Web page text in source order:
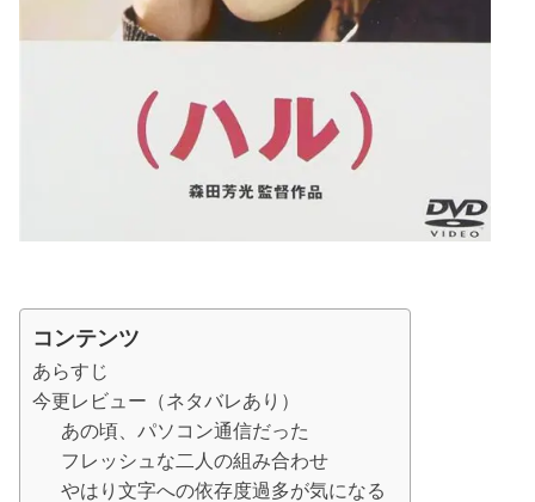
コンテンツ
あらすじ
今更レビュー（ネタバレあり）
あの頃、パソコン通信だった
フレッシュな二人の組み合わせ
やはり文字への依存度過多が気になる